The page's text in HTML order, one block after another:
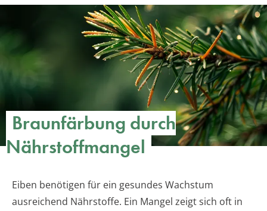
Braunfärbung durch
Nährstoffmangel
Eiben benötigen für ein gesundes Wachstum
ausreichend Nährstoffe. Ein Mangel zeigt sich oft in